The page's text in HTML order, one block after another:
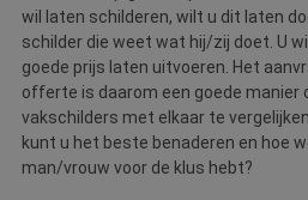
wil laten schilderen, wilt u dit laten
schilder die weet wat hij/zij doet. U
goede prijs laten uitvoeren. Het
offerte is daarom een goede manier
vakschilders met elkaar te
kunt u het beste benaderen en hoe
man/vrouw voor de klus hebt?